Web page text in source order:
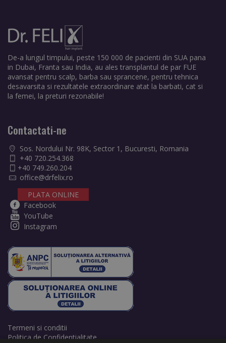
De-a lungul timpului, peste 150 000 de pacienti din SUA pana
in Dubai, Franta sau India, au ales transplantul de par FUE
avansat pentru scalp, barba sau sprancene, pentru tehnica
desavarsita si rezultatele extraordinare atat la barbati, cat si
la femei, la preturi rezonabile!
Contactati-ne
Sos. Nordului Nr. 98K, Sector 1, Bucuresti, Romania
+40 720.254.368
+40 749.260.204
office@drfelix.ro
PLATA ONLINE
Facebook
YouTube
Instagram
Termeni si conditii
Politica de Confidentialitate